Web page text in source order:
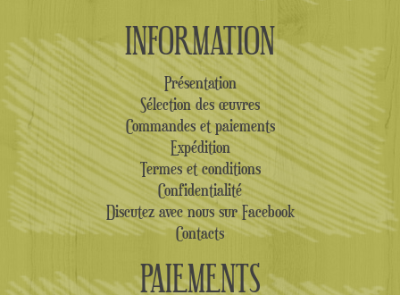
INFORMATION
Présentation
Sélection des œuvres
Commandes et paiements
Expédition
Termes et conditions
Confidentialité
Discutez avec nous sur Facebook
Contacts
PAIEMENTS